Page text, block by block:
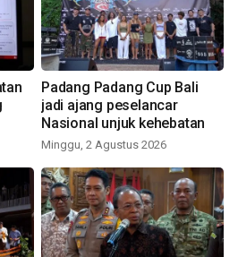
Padang Padang Cup Bali
jadi ajang peselancar
Nasional unjuk kehebatan
Minggu, 2 Agustus 2026